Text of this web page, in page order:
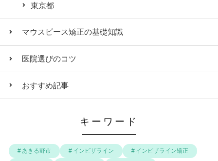
東京都
マウスピース矯正の基礎知識
医院選びのコツ
おすすめ記事
キーワード
あきる野市 インビザライン インビザライン矯正